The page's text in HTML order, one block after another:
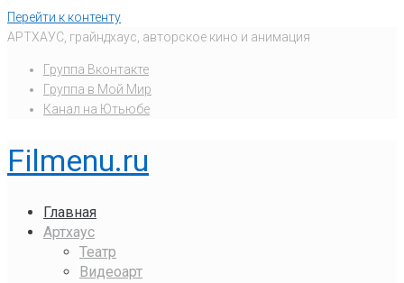
Перейти к контенту
АРТХАУС, грайндхаус, авторское кино и анимация
Группа Вконтакте
Группа в Мой Мир
Канал на Ютьюбе
Filmenu.ru
Главная
Артхаус
Театр
Видеоарт